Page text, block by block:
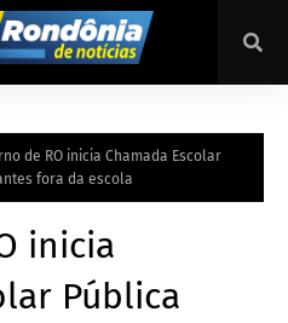
de RO inicia Chamada Escolar
fora da escola
inicia
Pública